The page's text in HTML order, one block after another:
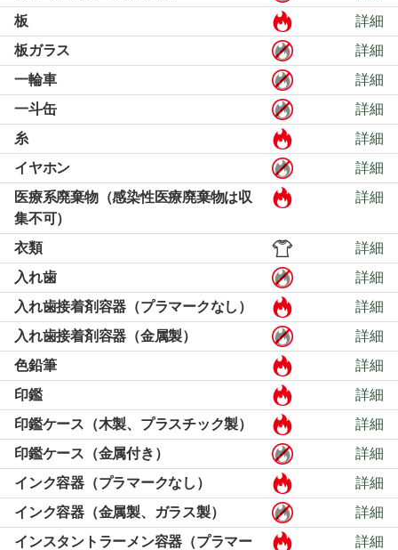
板
詳細
板ガラス
詳細
一輪車
詳細
一斗缶
詳細
糸
詳細
イヤホン
詳細
医療系廃棄物（感染性医療廃棄物は収
集不可）
詳細
衣類
詳細
入れ歯
詳細
入れ歯接着剤容器（プラマークなし）
詳細
入れ歯接着剤容器（金属製）
詳細
色鉛筆
詳細
印鑑
詳細
印鑑ケース（木製、プラスチック製）
詳細
印鑑ケース（金属付き）
詳細
インク容器（プラマークなし）
詳細
インク容器（金属製、ガラス製）
詳細
インスタントラーメン容器（プラマー
詳細